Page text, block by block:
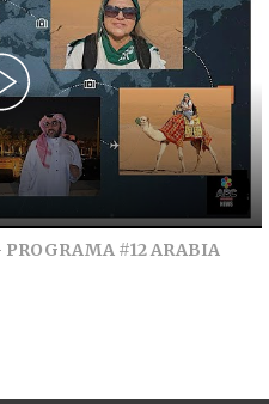
#12 ARABIA